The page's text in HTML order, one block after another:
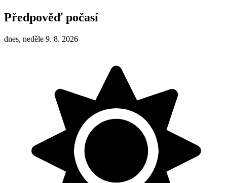
Předpověď počasí
dnes, neděle 9. 8. 2026